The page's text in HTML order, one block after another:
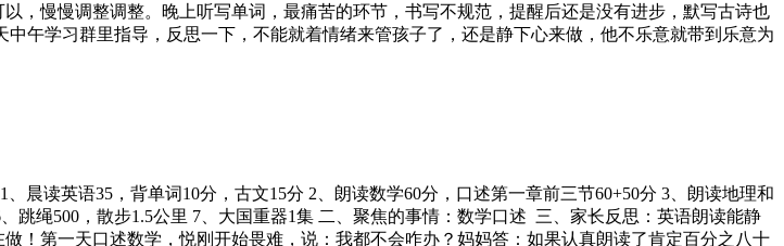
，慢慢调整调整。晚上听写单词，最痛苦的环节，书写不规范，提醒后还是没有进步，默写古诗也
午学习群里指导，反思一下，不能就着情绪来管孩子了，还是静下心来做，他不乐意就带到乐意为
晨读英语35，背单词10分，古文15分 2、朗读数学60分，口述第一章前三节60+50分 3、朗读地理和
跳绳500，散步1.5公里 7、大国重器1集 二、聚焦的事情：数学口述 三、家长反思：英语朗读能静
！第一天口述数学，悦刚开始畏难，说：我都不会咋办？妈妈答：如果认真朗读了肯定百分之八十